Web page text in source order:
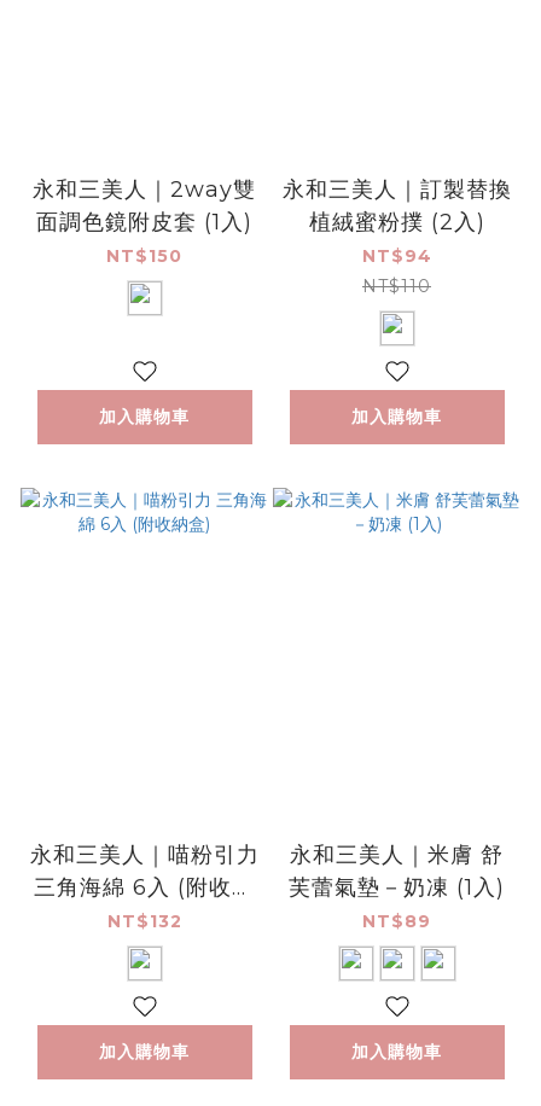
永和三美人｜2way雙
面調色鏡附皮套 (1入)
NT$150
加入購物車
永和三美人｜訂製替換
植絨蜜粉撲 (2入)
NT$94
NT$110
加入購物車
永和三美人｜喵粉引力
三角海綿 6入 (附收納
盒)
NT$132
加入購物車
永和三美人｜米膚 舒
芙蕾氣墊－奶凍 (1入)
NT$89
加入購物車